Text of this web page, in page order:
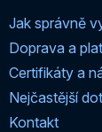
Jak správně
Doprava a
Certifikáty a
Nejčastější
Kontakt